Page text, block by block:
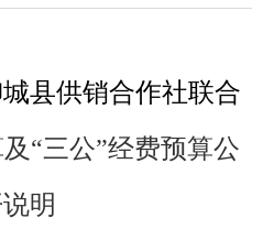
县供销合作社联合
“三公”经费预算公
明